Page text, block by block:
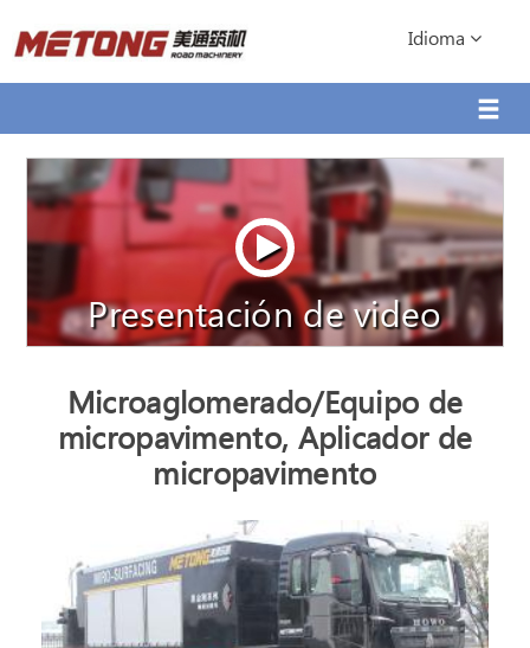
Idioma
Presentación de video
Microaglomerado/Equipo de
micropavimento, Aplicador de
micropavimento